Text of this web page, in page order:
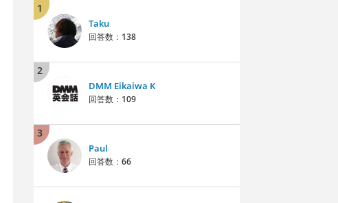
1
Taku
回答数： 138
2
DMM Eikaiwa K
回答数： 109
3
Paul
回答数： 66